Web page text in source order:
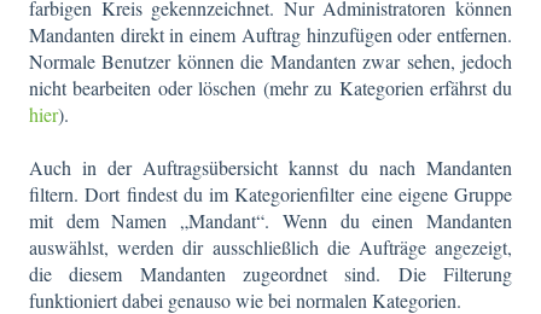
farbigen Kreis gekennzeichnet. Nur Administratoren können
Mandanten direkt in einem Auftrag hinzufügen oder entfernen.
Normale Benutzer können die Mandanten zwar sehen, jedoch
nicht bearbeiten oder löschen (mehr zu Kategorien erfährst du
hier).
Auch in der Auftragsübersicht kannst du nach Mandanten
filtern. Dort findest du im Kategorienfilter eine eigene Gruppe
mit dem Namen „Mandant“. Wenn du einen Mandanten
auswählst, werden dir ausschließlich die Aufträge angezeigt,
die diesem Mandanten zugeordnet sind. Die Filterung
funktioniert dabei genauso wie bei normalen Kategorien.